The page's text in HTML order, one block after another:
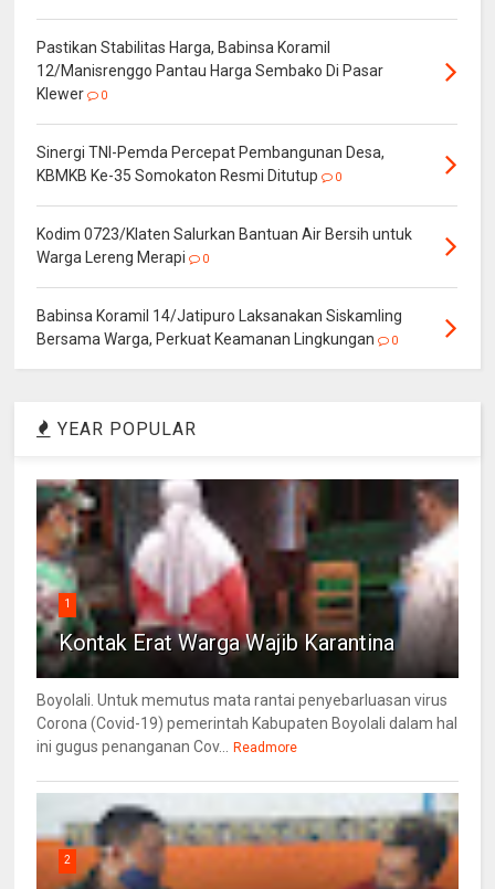
Pastikan Stabilitas Harga, Babinsa Koramil
12/Manisrenggo Pantau Harga Sembako Di Pasar
Klewer
0
Sinergi TNI-Pemda Percepat Pembangunan Desa,
KBMKB Ke-35 Somokaton Resmi Ditutup
0
Kodim 0723/Klaten Salurkan Bantuan Air Bersih untuk
Warga Lereng Merapi
0
Babinsa Koramil 14/Jatipuro Laksanakan Siskamling
Bersama Warga, Perkuat Keamanan Lingkungan
0
YEAR POPULAR
1
Kontak Erat Warga Wajib Karantina
Boyolali. Untuk memutus mata rantai penyebarluasan virus
Corona (Covid-19) pemerintah Kabupaten Boyolali dalam hal
ini gugus penanganan Cov... Readmore
2